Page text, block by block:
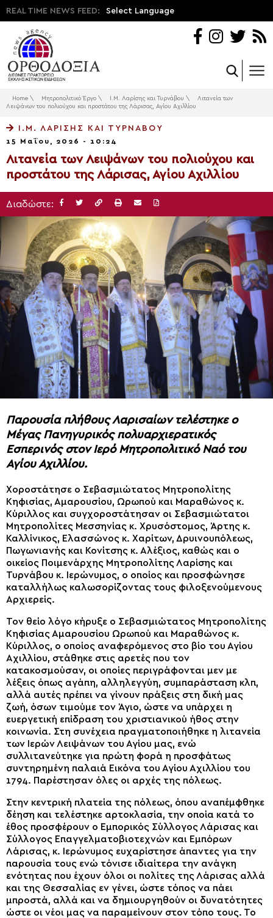
REAL TIME NEWS FEED: Select Language
Home \ Μητροπολιτικό Έργο \ Ι.Μ. Λαρίσης και Τυρνάβου \
Λιτανεία των
Λειψάνων του πολιούχου και προστάτου της Λάρισας, Αγίου Αχιλλίου
Ι.Μ. ΛΑΡΊΣΗΣ ΚΑΙ ΤΥΡΝΆΒΟΥ
15 Μαΐου, 2026 - 10:24
Λιτανεία των Λειψάνων του πολιούχου και
προστάτου της Λάρισας, Αγίου Αχιλλίου
Διαδώστε:
Παρουσία πλήθους Λαρισαίων τελέστηκε ο
Μέγας Πανηγυρικός πολυαρχιερατικός
Εσπερινός στον Ιερό Μητροπολιτικό Ναό του
Αγίου Αχιλλίου.
Χοροστάτησε ο Σεβασμιώτατος Μητροπολίτης
Κηφισίας, Αμαρουσίου, Ωρωπού και Μαραθώνος κ.
Κύριλλος και συγχοροστάτησαν οι Σεβασμιώτατοι
Μητροπολίτες Μεσσηνίας κ. Χρυσόστομος, Άρτης κ.
Καλλίνικος, Ελασσώνος κ. Χαρίτων, Δρυινουπόλεως,
Πωγωνιανής και Κονίτσης κ. Αλέξιος, καθώς και ο
οικείος Ποιμενάρχης Μητροπολίτης Λαρίσης και
Τυρνάβου κ. Ιερώνυμος, ο οποίος και προσφώνησε
καταλλήλως καλωσορίζοντας τους φιλοξενούμενους
Αρχιερείς.
Τον θείο λόγο κήρυξε ο Σεβασμιώτατος Μητροπολίτης
Κηφισίας Αμαρουσίου Ωρωπού και Μαραθώνος κ.
Κύριλλος, ο οποίος αναφερόμενος στο βίο του Αγίου
Αχιλλίου, στάθηκε στις αρετές που τον
κατακοσμούσαν, οι οποίες περιγράφονται μεν με
λέξεις όπως αγάπη, αλληλεγγύη, συμπαράσταση κλπ,
αλλά αυτές πρέπει να γίνουν πράξεις στη δική μας
ζωή, όσων τιμούμε τον Άγιο, ώστε να υπάρχει η
ευεργετική επίδραση του χριστιανικού ήθος στην
κοινωνία. Στη συνέχεια πραγματοποιήθηκε η λιτανεία
των Ιερών Λειψάνων του Αγίου μας, ενώ
συλλιτανεύτηκε για πρώτη φορά η προσφάτως
συντηρημένη παλαιά Εικόνα του Αγίου Αχιλλίου του
1794. Παρέστησαν όλες οι αρχές της πόλεως.
Στην κεντρική πλατεία της πόλεως, όπου αναπέμφθηκε
δέηση και τελέστηκε αρτοκλασία, την οποία κατά το
έθος προσφέρουν ο Εμπορικός Σύλλογος Λάρισας και
Σύλλογος Επαγγελματοβιοτεχνών και Εμπόρων
Λάρισας, κ. Ιερώνυμος ευχαρίστησε άπαντες για την
παρουσία τους ενώ τόνισε ιδιαίτερα την ανάγκη
ενότητας που έχουν όλοι οι πολίτες της Λάρισας αλλά
και της Θεσσαλίας εν γένει, ώστε τόπος να πάει
μπροστά, αλλά και να δημιουργηθούν οι δυνατότητες
ώστε οι νέοι μας να παραμείνουν στον τόπο τους. Το